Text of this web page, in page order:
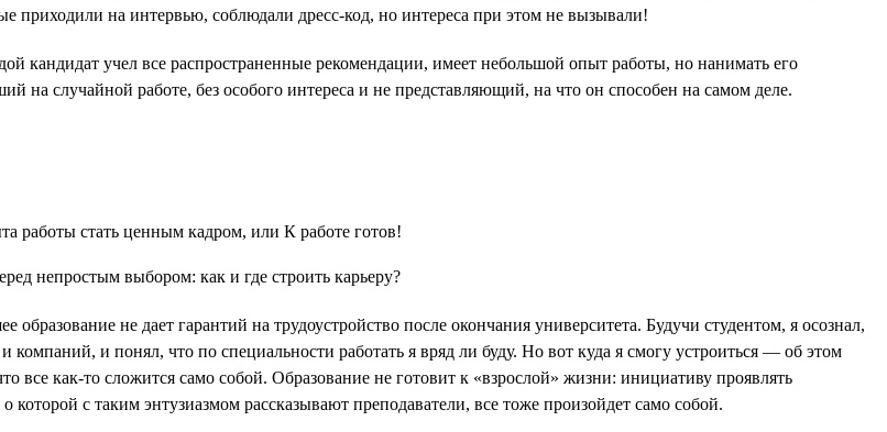
на интервью, соблюдали дресс-код, но интереса при этом не вызывали!
кандидат учел все распространенные рекомендации, имеет небольшой опыт работы, но нанимать его
на случайной работе, без особого интереса и не представляющий, на что он способен на самом деле.
непростым выбором: как и где строить карьеру?
не дает гарантий на трудоустройство после окончания университета. Будучи студентом, я осознал,
компаний, и понял, что по специальности работать я вряд ли буду. Но вот куда я смогу устроиться — об этом
все как-то сложится само собой. Образование не готовит к «взрослой» жизни: инициативу проявлять
которой с таким энтузиазмом рассказывают преподаватели, все тоже произойдет само собой.